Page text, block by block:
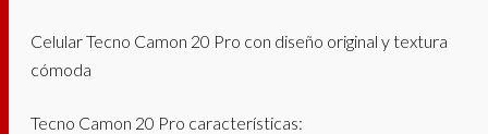
Celular Tecno Camon 20 Pro con diseño original y textura
cómoda
Tecno Camon 20 Pro características: